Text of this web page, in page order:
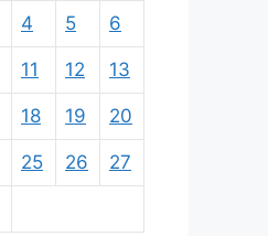
4 5 6
11 12 13
18 19 20
25 26 27